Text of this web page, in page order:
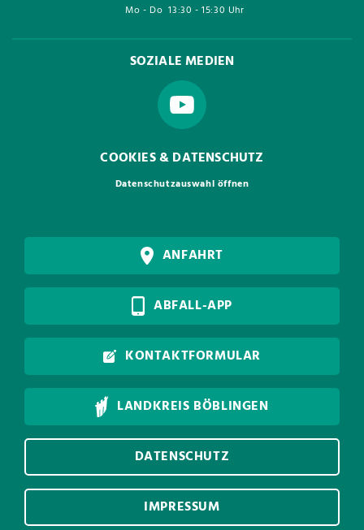
Mo - Do 13:30 - 15:30 Uhr
SOZIALE MEDIEN
COOKIES & DATENSCHUTZ
Datenschutzauswahl öffnen
ANFAHRT
ABFALL-APP
KONTAKTFORMULAR
LANDKREIS BÖBLINGEN
DATENSCHUTZ
IMPRESSUM